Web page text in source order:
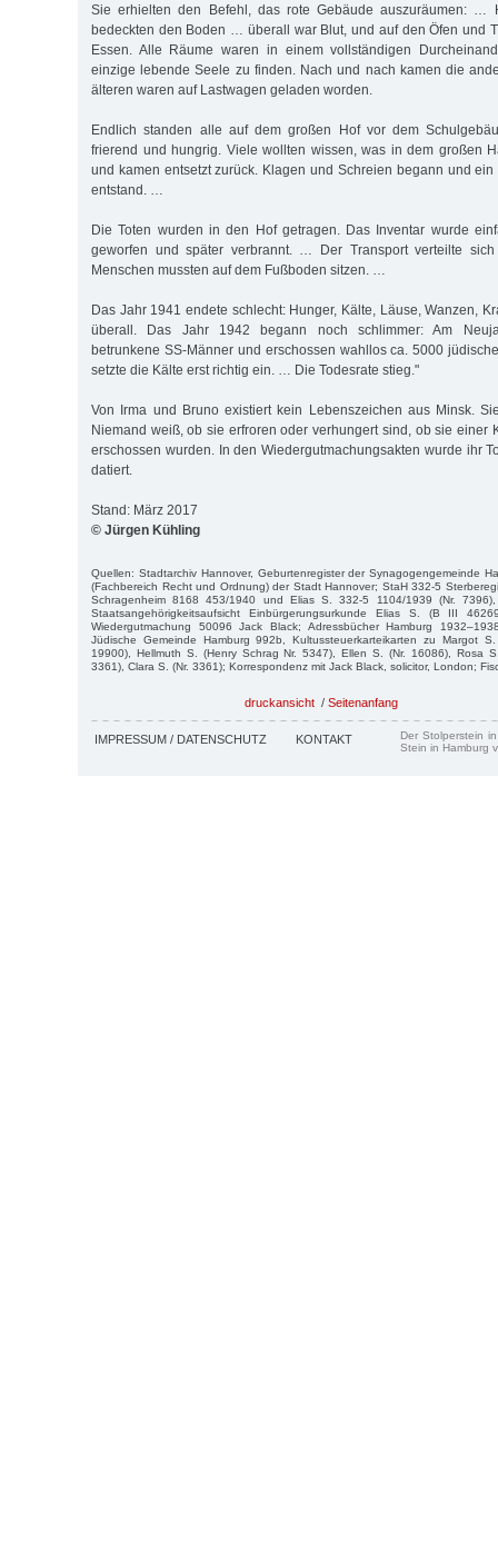
Sie erhielten den Befehl, das rote Gebäude auszuräumen: …
bedeckten den Boden … überall war Blut, und auf den Öfen und
Essen. Alle Räume waren in einem vollständigen
einzige lebende Seele zu finden. Nach und nach kamen die
älteren waren auf Lastwagen geladen worden.
Endlich standen alle auf dem großen Hof vor dem
frierend und hungrig. Viele wollten wissen, was in dem großen
und kamen entsetzt zurück. Klagen und Schreien begann und
entstand. …
Die Toten wurden in den Hof getragen. Das Inventar wurde
geworfen und später verbrannt. … Der Transport verteilte
Menschen mussten auf dem Fußboden sitzen. …
Das Jahr 1941 endete schlecht: Hunger, Kälte, Läuse, Wanzen,
überall. Das Jahr 1942 begann noch schlimmer: Am
betrunkene SS-Männer und erschossen wahllos ca. 5000
setzte die Kälte erst richtig ein. … Die Todesrate stieg."
Von Irma und Bruno existiert kein Lebenszeichen aus Minsk.
Niemand weiß, ob sie erfroren oder verhungert sind, ob sie einer
erschossen wurden. In den Wiedergutmachungsakten wurde ihr
datiert.
Stand: März 2017
© Jürgen Kühling
Quellen: Stadtarchiv Hannover, Geburtenregister der Synagogengemeinde
(Fachbereich Recht und Ordnung) der Stadt Hannover; StaH 332-5
Schragenheim 8168 453/1940 und Elias S. 332-5 1104/1939 (Nr.
Staatsangehörigkeitsaufsicht Einbürgerungsurkunde Elias S. (B III
Wiedergutmachung 50096 Jack Black; Adressbücher Hamburg
Jüdische Gemeinde Hamburg 992b, Kultussteuerkarteikarten zu Margot
19900), Hellmuth S. (Henry Schrag Nr. 5347), Ellen S. (Nr. 16086), Rosa
3361), Clara S. (Nr. 3361); Korrespondenz mit Jack Black, solicitor, London;
druckansicht / Seitenanfang
IMPRESSUM / DATENSCHUTZ KONTAKT
Der Stolperstein
Stein in Hamburg